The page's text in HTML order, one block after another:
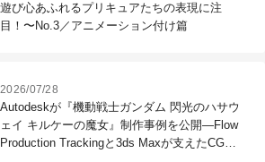
遊び心あふれるプリキュアたちの表現に注
目！〜No.3／アニメーション付け篇
2026/07/28
Autodeskが『機動戦士ガンダム 閃光のハサウ
ェイ キルケーの魔女』制作事例を公開―Flow
Production Trackingと3ds Maxが支えたCG制